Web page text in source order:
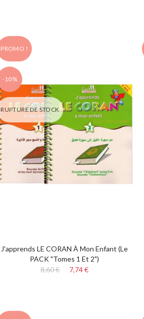
PROMO !
-10%
RUPTURE DE STOCK
J'apprends LE CORAN À Mon Enfant (le
PACK "Tomes 1 Et 2")
8,60 €
7,74 €